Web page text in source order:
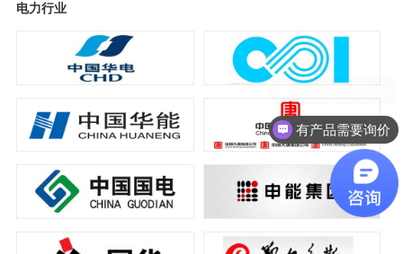
电力行业
有产品需要询价